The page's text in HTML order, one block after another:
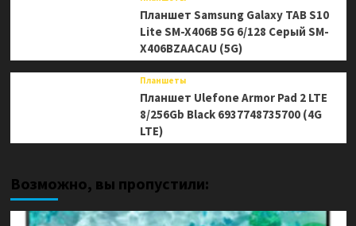
Планшет Samsung Galaxy TAB S10
Lite SM-X406B 5G 6/128 Серый SM-
X406BZAACAU (5G)
Планшеты
Планшет Ulefone Armor Pad 2 LTE
8/256Gb Black 6937748735700 (4G
LTE)
Возможно, вы пропустили: